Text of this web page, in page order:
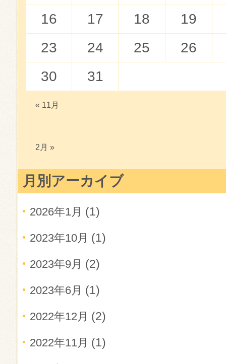
16
17 18
19
23
24 25
26
30
31
« 11月
2月 »
月別アーカイブ
2026年1月 (1)
2023年10月 (1)
2023年9月 (2)
2023年6月 (1)
2022年12月 (2)
2022年11月 (1)